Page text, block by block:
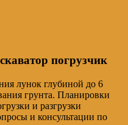
погрузчик
лунок глубиной до 6
грунта. Планировки
и разгрузки
и консультации по